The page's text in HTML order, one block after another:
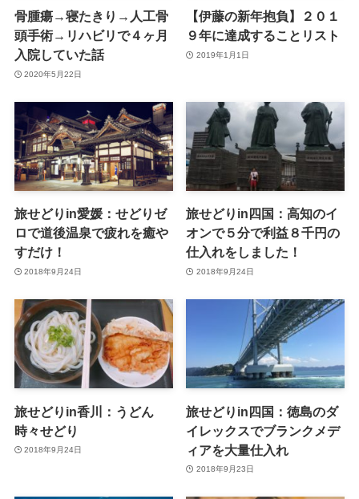
骨腫瘍→寝たきり→人工骨
頭手術→リハビリで４ヶ月
入院していた話
2020年5月22日
【伊藤の新年抱負】２０１
９年に達成することリスト
2019年1月1日
旅せどりin愛媛：せどりゼ
ロで道後温泉で疲れを癒や
すだけ！
2018年9月24日
旅せどりin四国：高知のイ
オンで５分で利益８千円の
仕入れをしました！
2018年9月24日
旅せどりin香川：うどん
時々せどり
2018年9月24日
旅せどりin四国：徳島のダ
イレックスでブランクメデ
ィアを大量仕入れ
2018年9月23日